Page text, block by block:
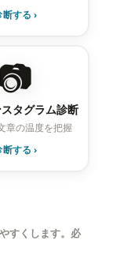
断する ›
📷
タグラム診断
章の温度を把握
断する ›
すくします。必